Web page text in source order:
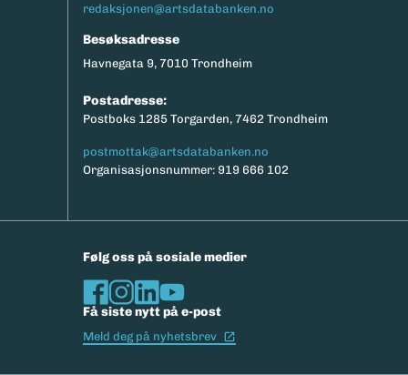
redaksjonen@artsdatabanken.no
Besøksadresse
Havnegata 9, 7010 Trondheim
Postadresse:
Postboks 1285 Torgarden, 7462 Trondheim
postmottak@artsdatabanken.no
Organisasjonsnummer: 919 666 102
Følg oss på sosiale medier
Få siste nytt på e-post
Meld deg på nyhetsbrev